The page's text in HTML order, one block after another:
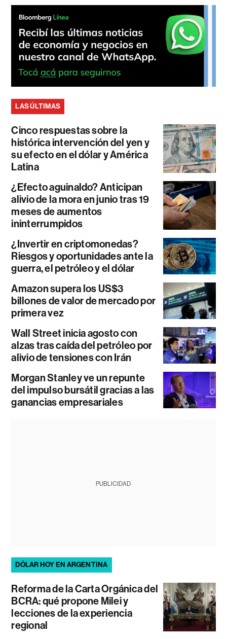
LAS ÚLTIMAS
Cinco respuestas sobre la
histórica intervención del yen y
su efecto en el dólar y América
Latina
¿Efecto aguinaldo? Anticipan
alivio de la mora en junio tras 19
meses de aumentos
ininterrumpidos
¿Invertir en criptomonedas?
Riesgos y oportunidades ante la
guerra, el petróleo y el dólar
Amazon supera los US$3
billones de valor de mercado por
primera vez
Wall Street inicia agosto con
alzas tras caída del petróleo por
alivio de tensiones con Irán
Morgan Stanley ve un repunte
del impulso bursátil gracias a las
ganancias empresariales
PUBLICIDAD
DÓLAR HOY EN ARGENTINA
Reforma de la Carta Orgánica del
BCRA: qué propone Milei y
lecciones de la experiencia
regional